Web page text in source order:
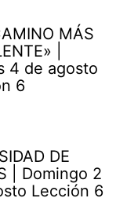
MÁS
|
4 de agosto
6
DE
| Domingo 2
Lección 6